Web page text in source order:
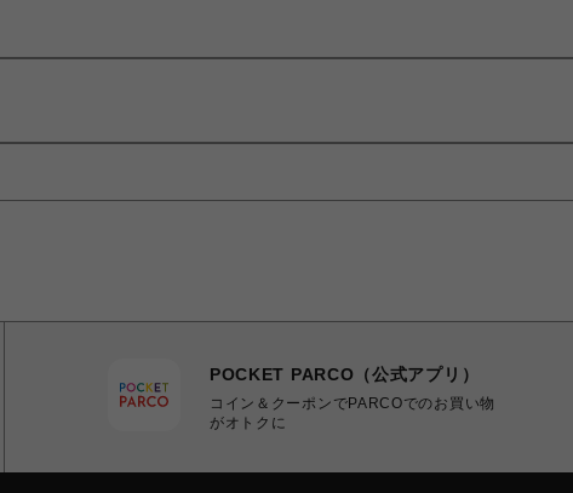
POCKET PARCO（公式アプリ）
コイン＆クーポンでPARCOでのお買い物
がオトクに